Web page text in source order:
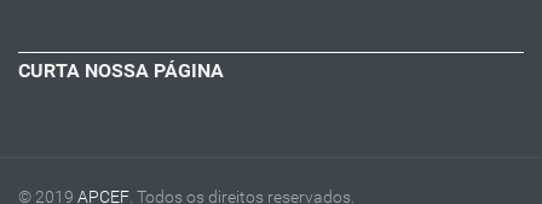
CURTA NOSSA PÁGINA
© 2019 APCEF . Todos os direitos reservados.